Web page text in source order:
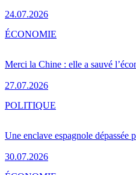
24.07.2026
Merci la Chine : elle a sauvé
27.07.2026
ÉCONOMIE
Une enclave espagnole
30.07.2026
POLITIQUE